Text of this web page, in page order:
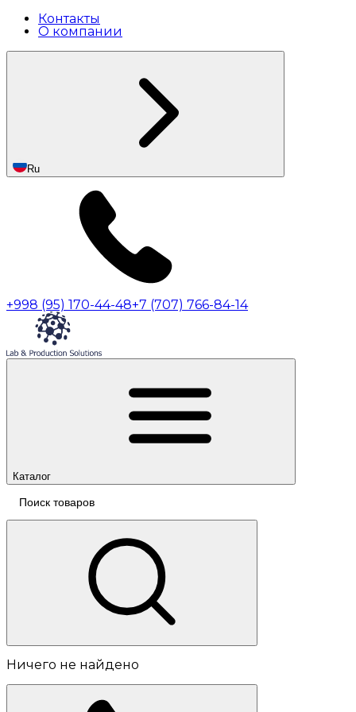
Контакты
О компании
Ru
+998 (95) 170-44-48+7 (707) 766-84-14
Каталог
Ничего не найдено